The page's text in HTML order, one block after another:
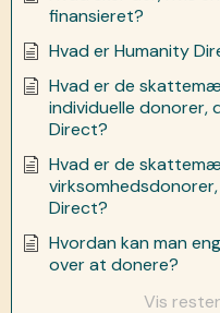
finansieret?
Hvad er Humanity
Hvad er de
individuelle donorer,
Direct?
Hvad er de
Direct?
Hvordan kan man
over at donere?
Vis